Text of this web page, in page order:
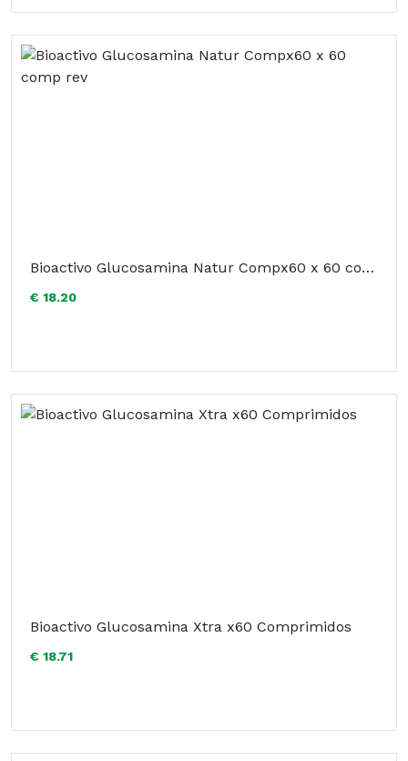
Bioactivo Glucosamina Natur Compx60 x 60 comp rev
€ 18.20
Bioactivo Glucosamina Xtra x60 Comprimidos
€ 18.71